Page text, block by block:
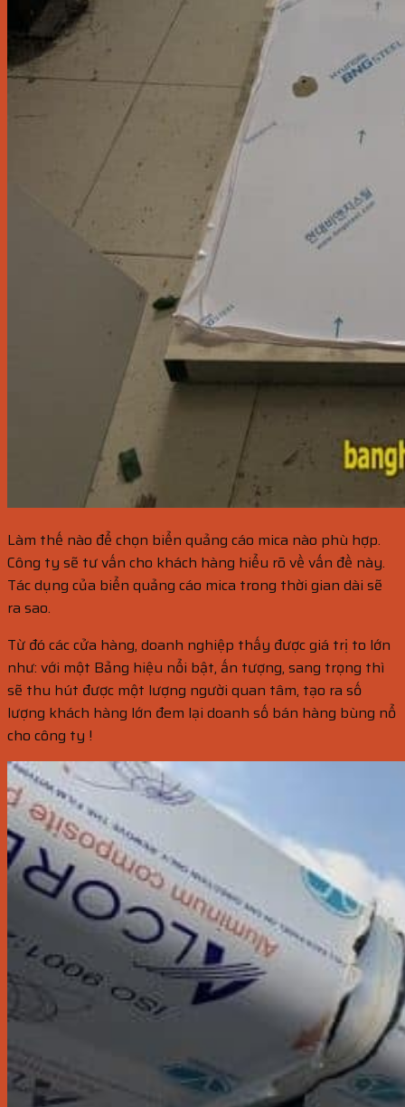
Làm thế nào để chọn biển quảng cáo mica nào phù hợp.
Công ty sẽ tư vấn cho khách hàng hiểu rõ về vấn đề này.
Tác dụng của biển quảng cáo mica trong thời gian dài sẽ
ra sao.
Từ đó các cửa hàng, doanh nghiệp thấy được giá trị to lớn
như: với một Bảng hiệu nổi bật, ấn tượng, sang trọng thì
sẽ thu hút được một lượng người quan tâm, tạo ra số
lượng khách hàng lớn đem lại doanh số bán hàng bùng nổ
cho công ty !